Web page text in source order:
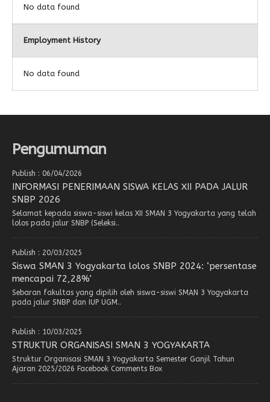
No data found
Employment History
No data found
Pengumuman
Publish : 06/04/2026
INFORMASI PENERIMAAN SISWA KELAS XII PADA JALUR
SNBP 2026
Selamat kepada siswa-siswi kelas XII SMAN 3 Yogyakarta yang telah
lolos pada jalur SNBP (Seleksi..
Publish : 20/03/2025
Siswa SMAN 3 Yogyakarta lolos SNBP 2024: ‘persentase
mencapai 72,28%’
Sebaran fakultas yang dipilih oleh siswa-siswi SMAN 3 Yogyakarta
pada jalur SNBP dan IUP UGM..
Publish : 10/03/2025
STRUKTUR ORGANISASI SMAN 3 YOGYAKARTA
Struktur Organisasi SMAN 3 Yogyakarta Semester Ganjil Tahun
Ajaran 2025/2026 Facebook Comments Box